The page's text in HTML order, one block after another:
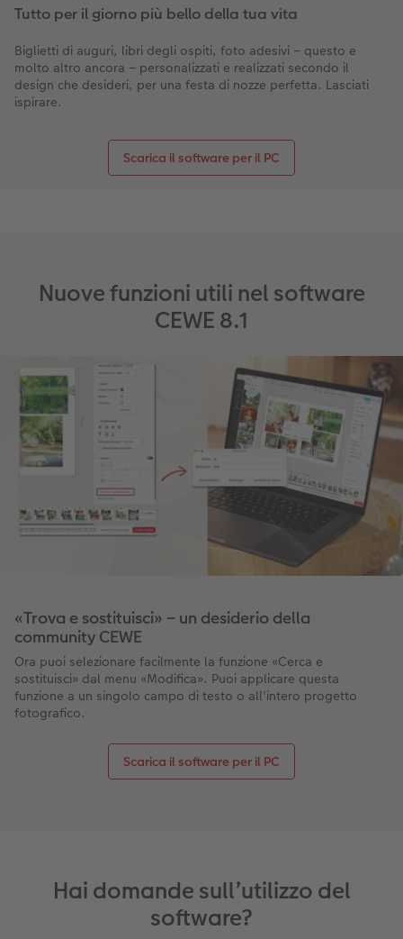
Tutto per il giorno più bello della tua vita
Biglietti di auguri, libri degli ospiti, foto adesivi – questo e
molto altro ancora – personalizzati e realizzati secondo il
design che desideri, per una festa di nozze perfetta. Lasciati
ispirare.
Scarica il software per il PC
Nuove funzioni utili nel software
CEWE 8.1
«Trova e sostituisci» – un desiderio della
community CEWE
Ora puoi selezionare facilmente la funzione «Cerca e
sostituisci» dal menu «Modifica». Puoi applicare questa
funzione a un singolo campo di testo o all'intero progetto
fotografico.
Scarica il software per il PC
Hai domande sull’utilizzo del
software?